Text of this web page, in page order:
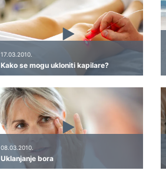
17.03.2010.
Kako se mogu ukloniti kapilare?
08.03.2010.
Uklanjanje bora